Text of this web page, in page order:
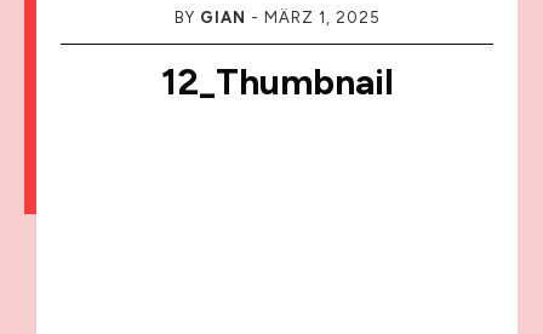
BY GIAN - MÄRZ 1, 2025
12_Thumbnail